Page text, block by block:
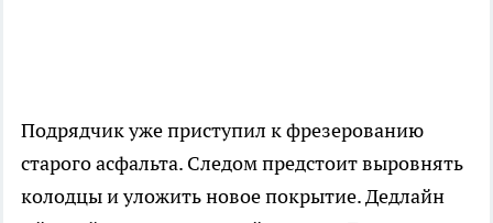
Подрядчик уже приступил к фрезерованию
старого асфальта. Следом предстоит выровнять
колодцы и уложить новое покрытие. Дедлайн